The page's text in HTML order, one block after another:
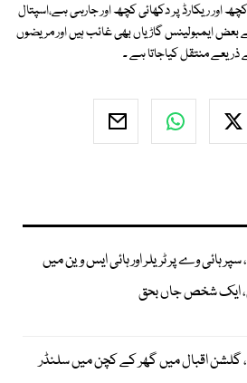
اور ریکارڈ پر دکھائی کچھ اور جارہی ہے،اسپتال
بعض ایمبولینس گاڑیاں بھی غائب ہیں اور مریضوں
ذریعے منتقل کیاجاتا ہے ۔
ہائی وے پر ٹریلر اور ہائی ایس وین میں
ایک شخص جاں بحق
گلشن اقبال میں گھر کے کچن میں سلنڈر